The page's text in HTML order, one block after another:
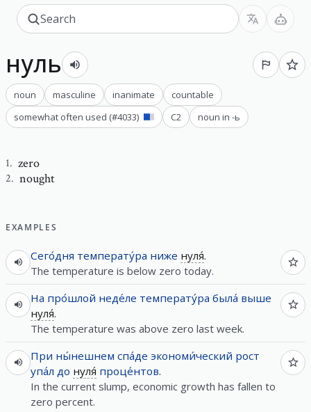
нуль
noun masculine inanimate
countable
somewhat often used (#4033) C2 noun in -ь
1. zero
2. nought
EXAMPLES
Сего́дня температу́ра ниже нуля́.
The temperature is below zero today.
На про́шлой неде́ле температу́ра была́ выше
нуля́.
The temperature was above zero last week.
При ны́нешнем спа́де экономи́ческий рост
упа́л до нуля́ проце́нтов.
In the current slump, economic growth has fallen to
zero percent.